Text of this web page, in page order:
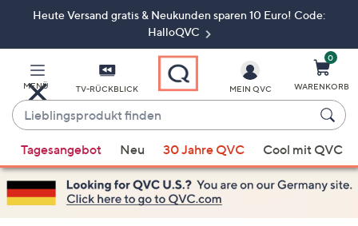
ZumHeute Versand gratis & Neukunden sparen 10 Euro! Code:
HalloQVC
MENÜ TV-RÜCKBLICK
Lieblingsprodukt
finden
Vorschläge
verfügbar
sind,
verwenden
MEIN QVC
0
WARENKORB
Tagesangebot Neu 30 Jahre QVC Cool mit QVC